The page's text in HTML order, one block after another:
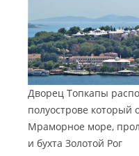
Дворец Топкапы
полуострове который
Мраморное море,
и бухта Золотой Рог